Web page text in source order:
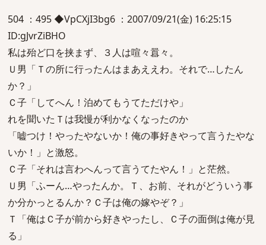
504 ：495 ◆VpCXjI3bg6 ：2007/09/21(金) 16:25:15
ID:gJvrZiBHO
私は殆ど口を挟まず、３人は喧々囂々。
Ｕ男「Ｔの所に行ったんはまあええわ。それで…したん
か？」
Ｃ子「してへん！泊めてもうてただけや」
れを聞いたＴは我慢が利かなくなったのか
「嘘つけ！やったやないか！俺の事好きやって言うたやな
いか！」と激怒。
Ｃ子「それは言わへんって言うてたやん！」と茫然。
Ｕ男「ふーん…やったんか。Ｔ、お前、それがどういう事
か分かっとるんか？Ｃ子は俺の嫁やぞ？」
Ｔ「俺はＣ子が前から好きやったし、Ｃ子の面倒は俺が見
る」